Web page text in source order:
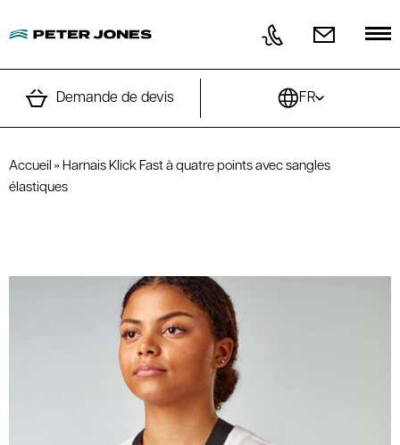
Demande de devis FR
Accueil » Harnais Klick Fast à quatre points avec sangles
élastiques